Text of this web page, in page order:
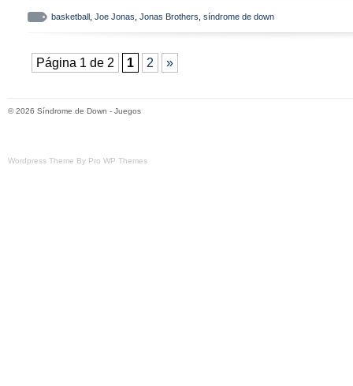
basketball Joe Jonas Jonas Brothers síndrome de down
Página 1 de 2 1 2 »
© 2026 Síndrome de Down - Juegos
Wordpress Theme By Pro WP Themes